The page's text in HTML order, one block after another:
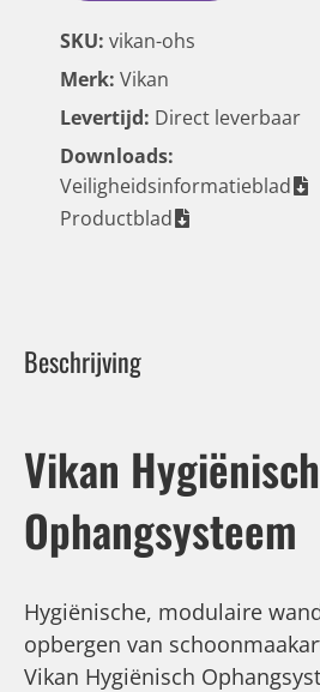
SKU: vikan-ohs
Merk: Vikan
Levertijd: Direct leverbaar
Downloads:
Veiligheidsinformatieblad
Productblad
Beschrijving
Vikan Hygiënisch
Ophangsysteem
Hygiënische, modulaire
opbergen van
Vikan Hygiënisch